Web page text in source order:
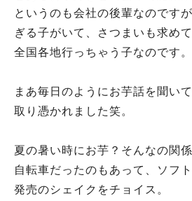
というのも会社の後輩なのです
ぎる子がいて、さつまいも求めて
全国各地行っちゃう子なのです。
まあ毎日のようにお芋話を聞い
取り憑かれました笑。
夏の暑い時にお芋？そんなの関
自転車だったのもあって、ソフ
発売のシェイクをチョイス。